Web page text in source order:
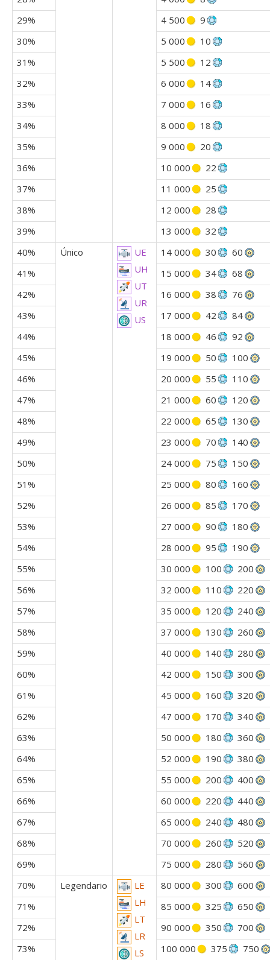
29%
4 500
9
30%
5 000
10
31%
5 500
12
32%
6 000
14
33%
7 000
16
34%
8 000
18
35%
9 000
20
36%
10 000
22
37%
11 000
25
38%
12 000
28
39%
13 000
32
40%
Único
UE
UH
UT
UR
US
14 000 30
60
41%
15 000 34
68
42%
16 000 38
76
43%
17 000 42
84
44%
18 000 46
92
45%
19 000 50
100
46%
20 000 55
110
47%
21 000 60
120
48%
22 000 65
130
49%
23 000 70
140
50%
24 000 75
150
51%
25 000 80
160
52%
26 000 85
170
53%
27 000 90
180
54%
28 000 95
190
55%
30 000 100
200
56%
32 000 110
220
57%
35 000 120
240
58%
37 000 130
260
59%
40 000 140
280
60%
42 000 150
300
61%
45 000 160
320
62%
47 000 170
340
63%
50 000 180
360
64%
52 000 190
380
65%
55 000 200
400
66%
60 000 220
440
67%
65 000 240
480
68%
70 000 260
520
69%
75 000 280
560
70%
Legendario
LE
LH
LT
LR
LS
80 000 300
600
71%
85 000 325
650
72%
90 000 350
700
73%
100 000 375
750